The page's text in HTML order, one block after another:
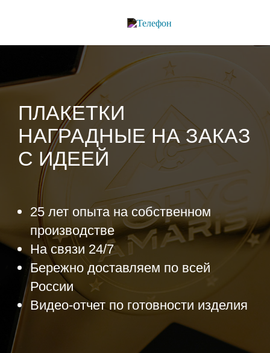
ПЛАКЕТКИ
НАГРАДНЫЕ НА ЗАКАЗ
С ИДЕЕЙ
25 лет опыта на собственном
производстве
На связи 24/7
Бережно доставляем по всей
России
Видео-отчет по готовности изделия